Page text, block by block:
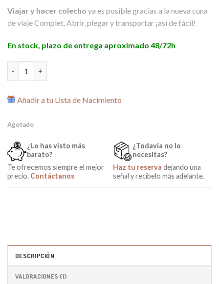
Viajar y hacer colecho ya es posible gracias a la nueva cuna
de viaje Complet. Abrir, plegar y transportar ¡así de fácil!
En stock, plazo de entrega aproximado 48/72h
Añadir a tu Lista de Nacimiento
Agotado
¿Lo has visto más
barato?
Te ofrecemos siempre el mejor
precio. Contáctanos
¿Todavía no lo
necesitas?
Haz tu reserva dejando una
señal y recíbelo más adelante.
DESCRIPCIÓN
VALORACIONES (1)